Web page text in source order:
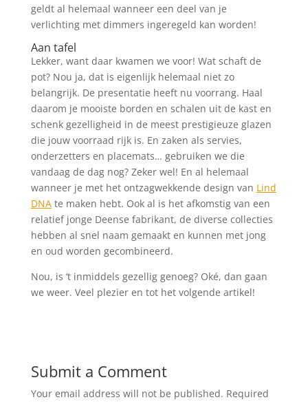
geldt al helemaal wanneer een deel van je
verlichting met dimmers ingeregeld kan worden!
Aan tafel
Lekker, want daar kwamen we voor! Wat schaft de
pot? Nou ja, dat is eigenlijk helemaal niet zo
belangrijk. De presentatie heeft nu voorrang. Haal
daarom je mooiste borden en schalen uit de kast en
schenk gezelligheid in de meest prestigieuze glazen
die jouw voorraad rijk is. En zaken als servies,
onderzetters en placemats… gebruiken we die
vandaag de dag nog? Zeker wel! En al helemaal
wanneer je met het ontzagwekkende design van Lind
DNAte maken hebt. Ook al is het afkomstig van een
relatief jonge Deense fabrikant, de diverse collecties
hebben al snel naam gemaakt en kunnen met jong
en oud worden gecombineerd.
Nou, is ‘t inmiddels gezellig genoeg? Oké, dan gaan
we weer. Veel plezier en tot het volgende artikel!
Submit a Comment
Your email address will not be published. Required